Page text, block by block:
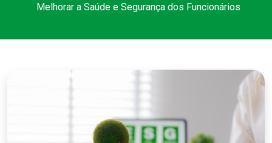
Melhorar a Saúde e Segurança dos Funcionários